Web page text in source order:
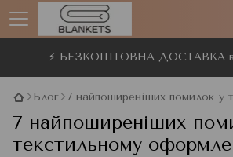
⚡ БЕЗКОШТОВНА ДОСТАВКА
Блог 7 найпоширеніших помилок у
7 найпоширеніших
текстильному